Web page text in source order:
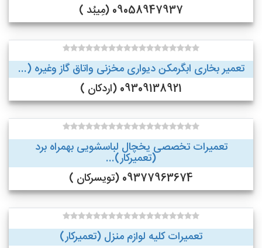
09058947937 (مِیبُد )
تعمیر بخاری ابگرمکن دیواری مخزنی واتاق گاز وغیره (...
09309138921 (اردکان )
تعمیرات تخصصی یخچال لباسشویی بهمراه برد
(تعمیرکار)...
09377963674 (تویسرکان )
تعمیرات کلیه لوازم منزل (تعمیرکار)